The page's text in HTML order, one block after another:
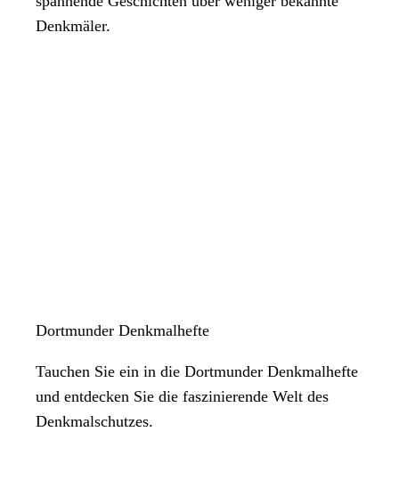
Denkmäler.
Dortmunder Denkmalhefte
Tauchen Sie ein in die Dortmunder Denkmalhefte
und entdecken Sie die faszinierende Welt des
Denkmalschutzes.